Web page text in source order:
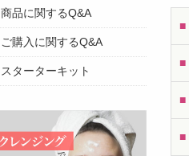
乳液・クリーム
マスク
ヘアケア
ボディケア
パーツケア
ヴェリマのスキンケア
ヴェリマのメイク開発秘話
ヴェリマのミネラル
肌カウンセリング
商品に関するQ&A
ご購入に関するQ&A
スターターキット
■
■
■
■